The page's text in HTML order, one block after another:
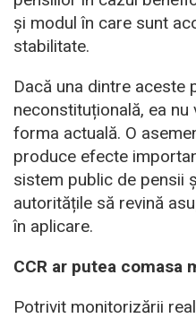
și modul în care sunt
stabilitate.
Dacă una dintre aceste
neconstituțională, ea
forma actuală. O
produce efecte
sistem public de pensii
autoritățile să revină
în aplicare.
CCR ar putea comasa
Potrivit monitorizării